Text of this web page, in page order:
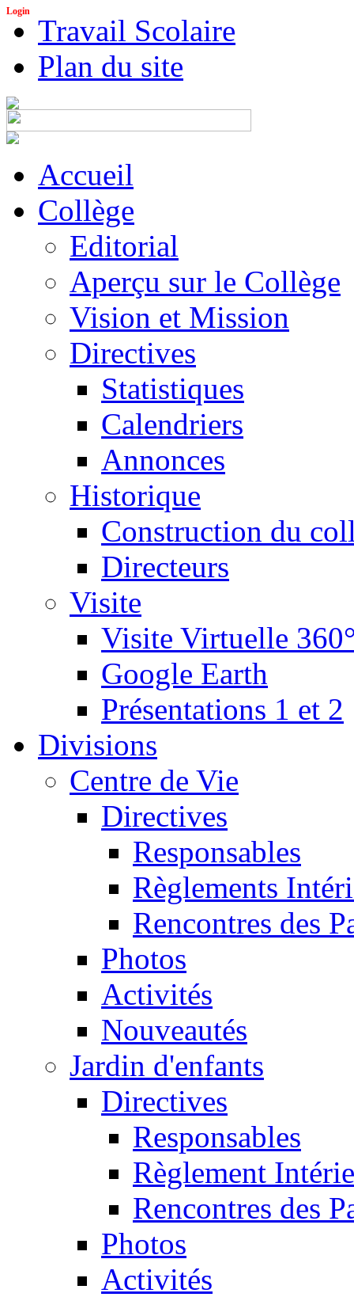
Login
Travail Scolaire
Plan du site
Accueil
Collège
Editorial
Aperçu sur le Collège
Vision et Mission
Directives
Statistiques
Calendriers
Annonces
Historique
Construction du
Directeurs
Visite
Visite Virtuelle
Google Earth
Présentations 1 et 2
Divisions
Centre de Vie
Directives
Responsables
Règlements
Rencontres des
Photos
Activités
Nouveautés
Jardin d'enfants
Directives
Responsables
Règlement
Rencontres des
Photos
Activités